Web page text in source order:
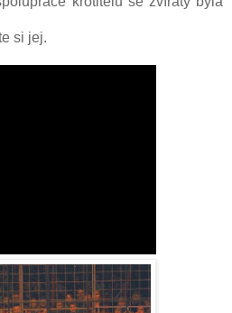
si jej.